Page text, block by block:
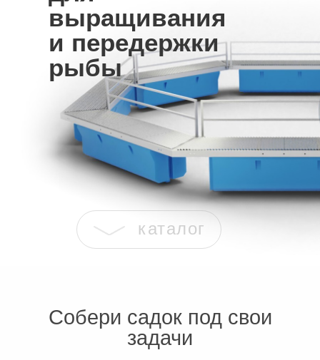
выращивания
и передержки
рыбы
каталог
Собери садок под свои
задачи